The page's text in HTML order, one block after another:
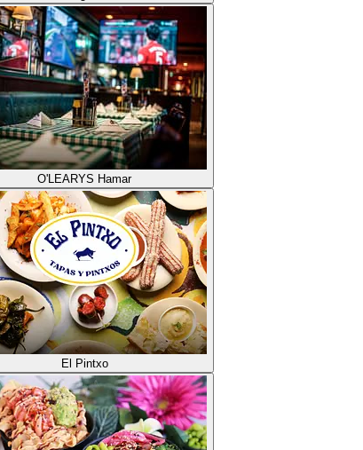
O'LEARYS Hamar
El Pintxo